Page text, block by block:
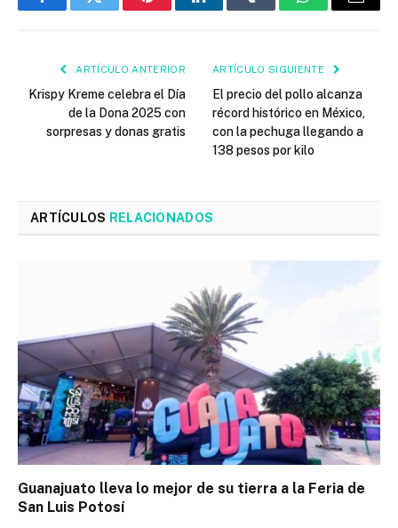
FacebookTwitter PinterestLinkedInTumblr WhatsAppEmail
ARTÍCULO ANTERIOR
Krispy Kreme celebra el Día
de la Dona 2025 con
sorpresas y donas gratis
ARTÍCULO SIGUIENTE
El precio del pollo alcanza
récord histórico en México,
con la pechuga llegando a
138 pesos por kilo
ARTÍCULOS RELACIONADOS
Guanajuato lleva lo mejor de su tierra a la Feria de
San Luis Potosí